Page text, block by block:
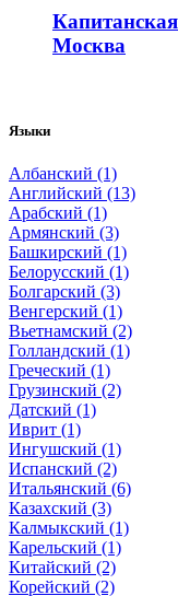
Москва
Языки
Албанский (1)
Английский (13)
Арабский (1)
Армянский (3)
Башкирский (1)
Белорусский (1)
Болгарский (3)
Венгерский (1)
Вьетнамский (2)
Голландский (1)
Греческий (1)
Грузинский (2)
Датский (1)
Иврит (1)
Ингушский (1)
Испанский (2)
Итальянский (6)
Казахский (3)
Калмыкский (1)
Карельский (1)
Китайский (2)
Корейский (2)